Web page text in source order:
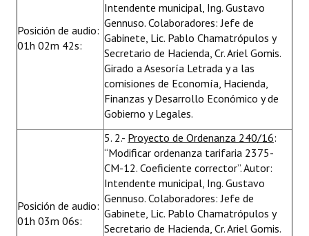
Posición de audio:
01h 02m 42s:
Intendente municipal, Ing. Gustavo
Gennuso. Colaboradores: Jefe de
Gabinete, Lic. Pablo Chamatrópulos y
Secretario de Hacienda, Cr. Ariel Gomis.
Girado a Asesoría Letrada y a las
comisiones de Economía, Hacienda,
Finanzas y Desarrollo Económico y de
Gobierno y Legales.
Posición de audio:
01h 03m 06s:
5. 2.- Proyecto de Ordenanza 240/16:
“Modificar ordenanza tarifaria 2375-
CM-12. Coeficiente corrector”. Autor:
Intendente municipal, Ing. Gustavo
Gennuso. Colaboradores: Jefe de
Gabinete, Lic. Pablo Chamatrópulos y
Secretario de Hacienda, Cr. Ariel Gomis.